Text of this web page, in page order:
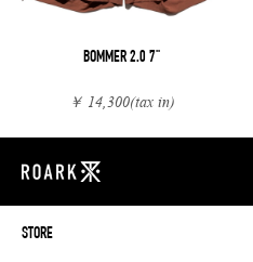
BOMMER 2.0 7"
￥ 14,300(tax in)
STORE